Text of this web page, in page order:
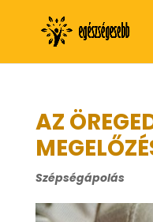
AZ
Szépségápolás